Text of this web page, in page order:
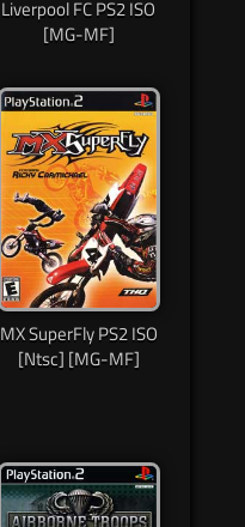
Liverpool FC PS2 ISO
[MG-MF]
MX SuperFly PS2 ISO
[Ntsc] [MG-MF]